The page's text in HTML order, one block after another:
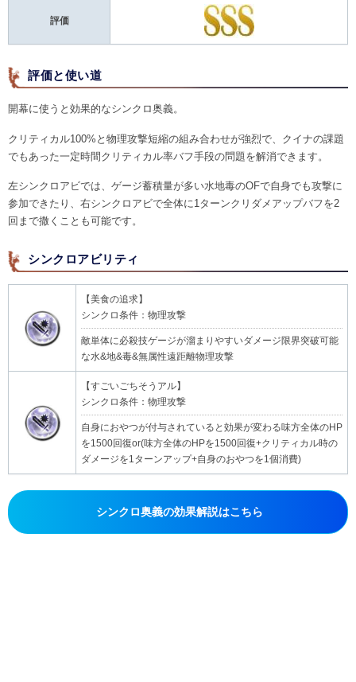
評価
評価と使い道
開幕に使うと効果的なシンクロ奥義。
クリティカル100%と物理攻撃短縮の組み合わせが強烈で、クイナの課題
でもあった一定時間クリティカル率バフ手段の問題を解消できます。
左シンクロアビでは、ゲージ蓄積量が多い水地毒のOFで自身でも攻撃に
参加できたり、右シンクロアビで全体に1ターンクリダメアップバフを2
回まで撒くことも可能です。
シンクロアビリティ
【美食の追求】
シンクロ条件：物理攻撃
敵単体に必殺技ゲージが溜まりやすいダメージ限界突破可能
な水&地&毒&無属性遠距離物理攻撃
【すごいごちそうアル】
シンクロ条件：物理攻撃
自身におやつが付与されていると効果が変わる味方全体のHP
を1500回復or(味方全体のHPを1500回復+クリティカル時の
ダメージを1ターンアップ+自身のおやつを1個消費)
シンクロ奥義の効果解説はこちら